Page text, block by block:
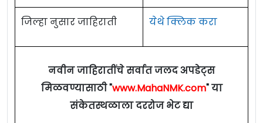
जिल्हा नुसार जाहिराती येथे क्लिक करा
नवीन जाहिरातींचे सर्वात जलद अपडेट्स
मिळवण्यासाठी "www.MahaNMK.com" या
संकेतस्थळाला दररोज भेट द्या